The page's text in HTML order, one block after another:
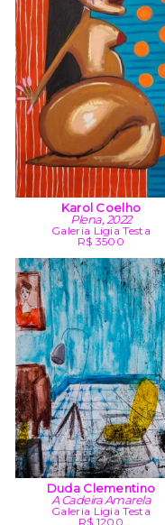
Karol Coelho
Plena, 2022
Galeria Ligia Testa
R$ 3500
Duda Clementino
A Cadeira Amarela
Galeria Ligia Testa
R$ 1200